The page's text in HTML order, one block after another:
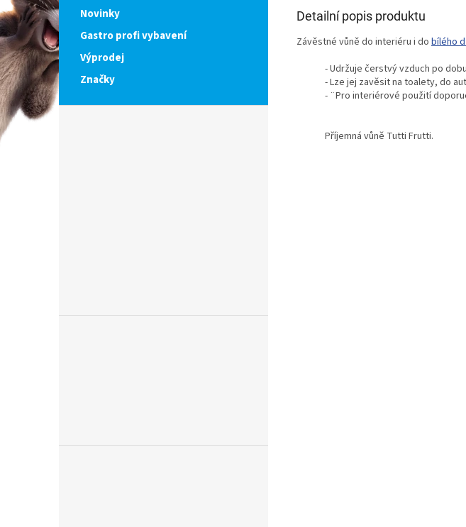
Novinky
Gastro profi vybavení
Výprodej
Značky
Detailní popis produktu
Závěstné vůně do interiéru i do bílého
- Udržuje čerstvý vzduch po
- Lze jej zavěsit na toalety, do
- ¨Pro interiérové použití
Příjemná vůně Tutti Frutti.